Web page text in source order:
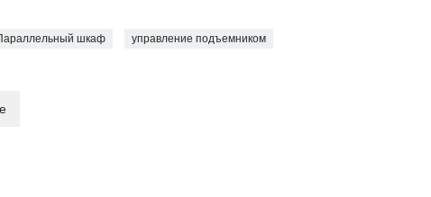
шкаф управление подъемником